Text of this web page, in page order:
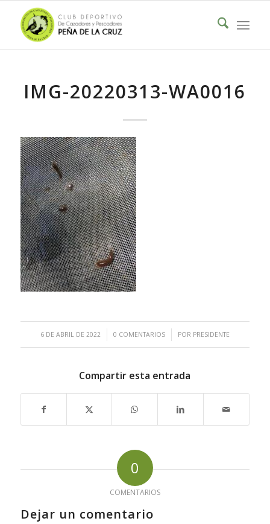
IMG-20220313-WA0016
6 DE ABRIL DE 2022
/ 0 COMENTARIOS
/ POR PRESIDENTE
Compartir esta entrada
0
COMENTARIOS
Dejar un comentario